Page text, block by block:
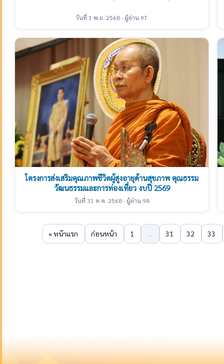
วันที่ 1 พ.ย. 2568 · ผู้อ่าน 97
โครงการส่งเสริมคุณภาพชีวิตผู้สูงอายุด้านสุขภาพ คุณธรรม
วัฒนธรรมและการท่องเที่ยว งบปี 2569
วันที่ 31 ต.ค. 2568 · ผู้อ่าน 98
« หน้าแรก ก่อนหน้า 1 … 31 32 33